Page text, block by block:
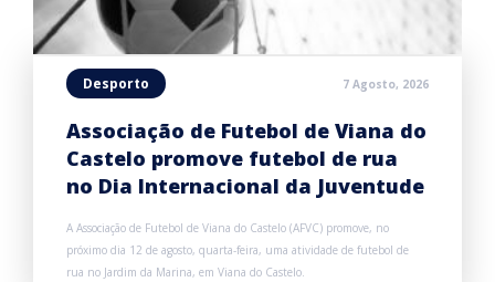
Desporto 7 Agosto, 2026
Associação de Futebol de Viana do
Castelo promove futebol de rua
no Dia Internacional da Juventude
A Associação de Futebol de Viana do Castelo (AFVC) promove, no
próximo dia 12 de agosto, quarta-feira, uma atividade de futebol de
rua no Jardim da Marina, em Viana do Castelo.